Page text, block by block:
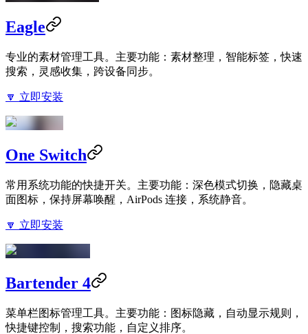
Eagle
专业的素材管理工具。主要功能：素材整理，智能标签，快速
搜索，灵感收集，跨设备同步。
🔽 立即安装
One Switch
常用系统功能的快捷开关。主要功能：深色模式切换，隐藏桌
面图标，保持屏幕唤醒，AirPods 连接，系统静音。
🔽 立即安装
Bartender 4
菜单栏图标管理工具。主要功能：图标隐藏，自动显示规则，
快捷键控制，搜索功能，自定义排序。